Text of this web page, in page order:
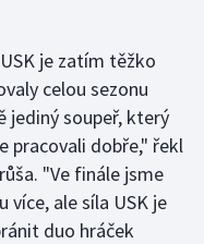
je zatím těžko
celou sezonu
jediný soupeř, který
pracovali dobře," řekl
"Ve finále jsme
více, ale síla USK je
duo hráček